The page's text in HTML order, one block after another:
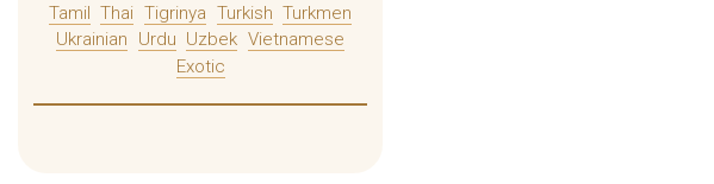
Tamil Thai Tigrinya Turkish Turkmen
Ukrainian
Urdu Uzbek Vietnamese
Exotic